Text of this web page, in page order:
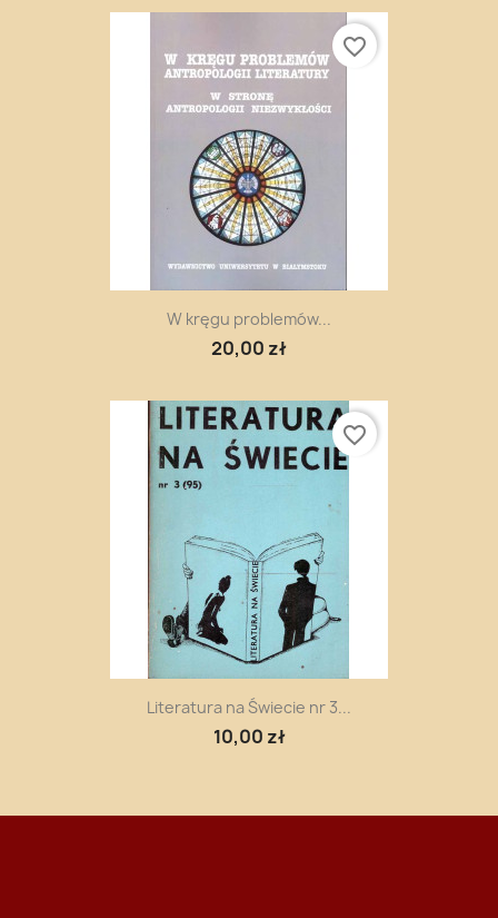
W kręgu problemów...
20,00 zł
favorite_border
Literatura na Świecie nr 3...
10,00 zł
favorite_border